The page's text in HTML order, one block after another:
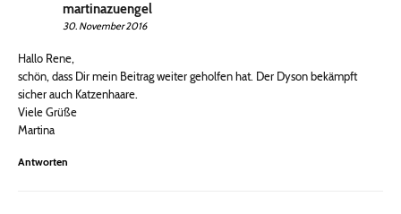
martinazuengel
30. November 2016
Hallo Rene,
schön, dass Dir mein Beitrag weiter geholfen hat. Der Dyson bekämpft
sicher auch Katzenhaare.
Viele Grüße
Martina
Antworten